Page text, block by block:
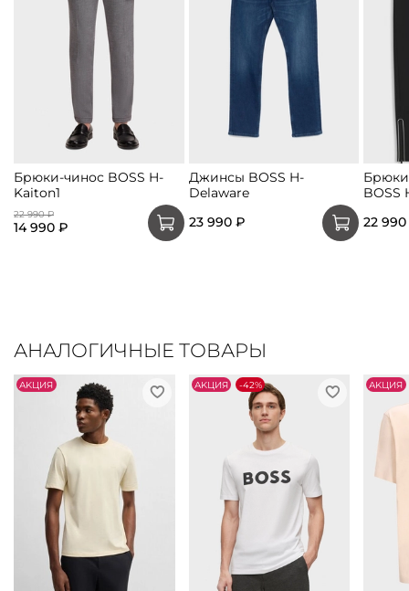
Брюки-чинос BOSS H-
Kaiton1
22 990 ₽
14 990 ₽
Джинсы BOSS H-
Delaware
23 990 ₽
BOSS
22
АНАЛОГИЧНЫЕ ТОВАРЫ
АKЦИЯ АKЦИЯ -42% АKЦИЯ